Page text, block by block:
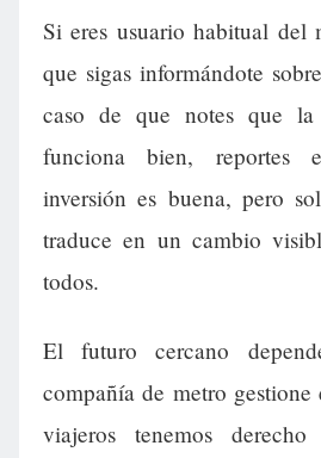
Si eres usuario habitual del
que sigas informándote
caso de que notes que
funciona bien, reportes
inversión es buena, pero
traduce en un cambio
todos.
El futuro cercano
compañía de metro gestione
viajeros tenemos